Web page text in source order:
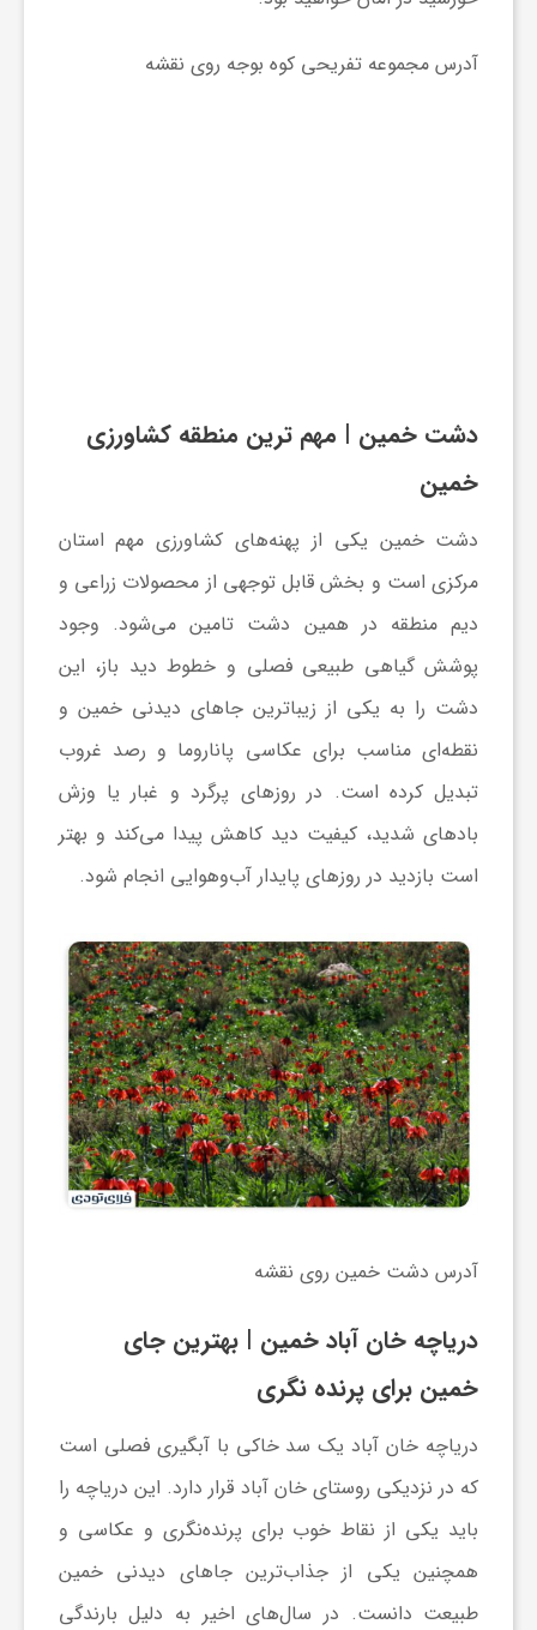
آدرس مجموعه تفریحی کوه بوجه روی نقشه
دشت خمین | مهم ترین منطقه کشاورزی
خمین
دشت خمین یکی از پهنه‌های کشاورزی مهم استان
مرکزی است و بخش قابل توجهی از محصولات زراعی و
دیم منطقه در همین دشت تامین می‌شود. وجود
پوشش گیاهی طبیعی فصلی و خطوط دید باز، این
دشت را به یکی از زیباترین جاهای دیدنی خمین و
نقطه‌ای مناسب برای عکاسی پاناروما و رصد غروب
تبدیل کرده است. در روزهای پرگرد و غبار یا وزش
باد‌های شدید، کیفیت دید کاهش پیدا می‌کند و بهتر
است بازدید در روزهای پایدار آب‌وهوایی انجام شود.
آدرس دشت خمین روی نقشه
دریاچه خان آباد خمین | بهترین جای
خمین برای پرنده نگری
دریاچه خان آباد یک سد خاکی با آبگیری فصلی است
که در نزدیکی روستای خان آباد قرار دارد. این دریاچه را
باید یکی از نقاط خوب برای پرنده‌نگری و عکاسی و
همچنین یکی از جذاب‌ترین جاهای دیدنی خمین
طبیعت دانست. در سال‌های اخیر به دلیل بارندگی